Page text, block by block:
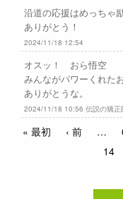
沿道の応援はめっちゃ
ありがとう！
2024/11/18 12:54
オスッ！ おら悟空
みんながパワーくれた
ありがとうな。
2024/11/18 10:56 伝説の矯正
« 最初 ‹ 前
14